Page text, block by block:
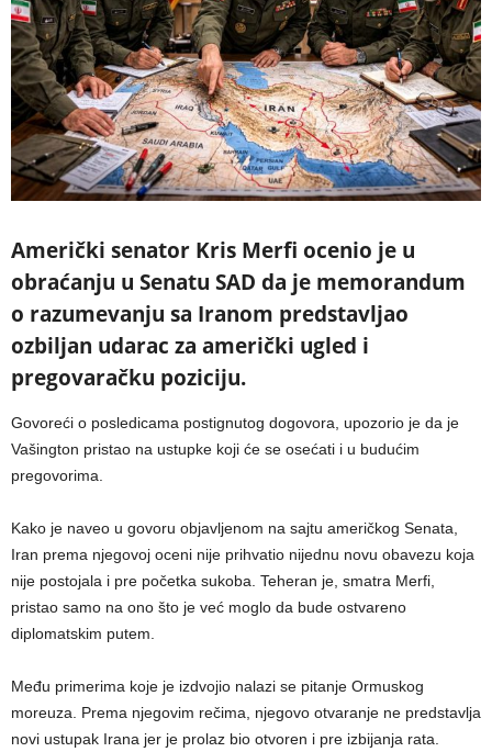
Američki senator Kris Merfi ocenio je u
obraćanju u Senatu SAD da je memorandum
o razumevanju sa Iranom predstavljao
ozbiljan udarac za američki ugled i
pregovaračku poziciju.
Govoreći o posledicama postignutog dogovora, upozorio je da je
Vašington pristao na ustupke koji će se osećati i u budućim
pregovorima.
Kako je naveo u govoru objavljenom na sajtu američkog Senata,
Iran prema njegovoj oceni nije prihvatio nijednu novu obavezu koja
nije postojala i pre početka sukoba. Teheran je, smatra Merfi,
pristao samo na ono što je već moglo da bude ostvareno
diplomatskim putem.
Među primerima koje je izdvojio nalazi se pitanje Ormuskog
moreuza. Prema njegovim rečima, njegovo otvaranje ne predstavlja
novi ustupak Irana jer je prolaz bio otvoren i pre izbijanja rata.